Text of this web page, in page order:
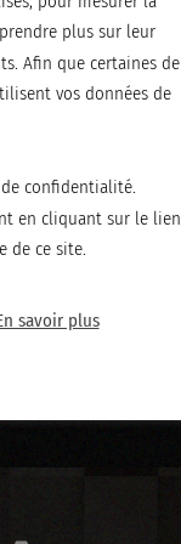
plus sur leur
Afin que certaines de
vos données de
confidentialité.
en cliquant sur le lien
de ce site.
savoir plus